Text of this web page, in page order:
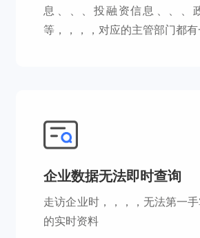
息、、、投融资信息、、
等，，，，对应的主管部门都
企业数据无法即时查询
走访企业时，，，，无法第一
的实时资料